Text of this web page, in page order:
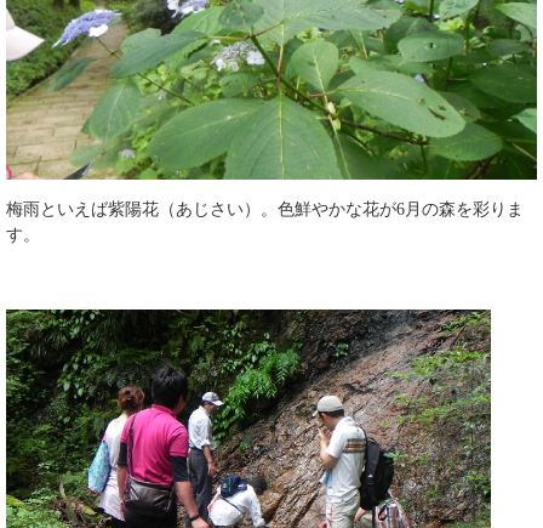
梅雨といえば紫陽花（あじさい）。色鮮やかな花が6月の森を彩りま
す。